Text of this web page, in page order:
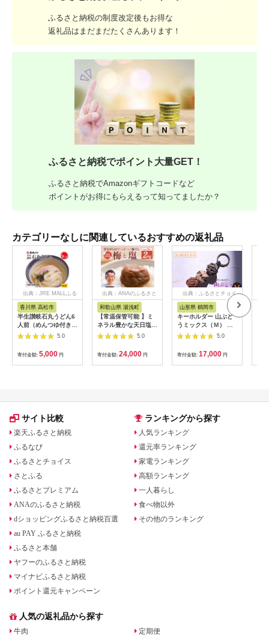
ふるさと納税の制度改定後もお得な
返礼品はまだまだたくさんあります！
ふるさと納税でポイント大量GET！
ふるさと納税でAmazonギフトコードなど
ポイントがお得にもらえるって知ってましたか？
カテゴリーなしに関連しているおすすめの返礼品
出典：JRE MALLふる
さと納税
香川県 高松市
半生讃岐石丸うどん6
人前（めんつゆ付き）
麺300g×2袋
5.0
寄付金額: 5,000 円
出典：ANAのふるさと
和歌山県 湯浅町
【常温保管可能 】ミ
ネラル豊かな天日塩だ
けで漬けた無添加梅干
し2kg 梅ボーイズ｜
B201_EP6024
5.0
寄付金額: 24,000 円
出典：ふるさとチョイ
山形県 鶴岡市
キーホルダー 山ぶど
うミックス（Ｍ） 山
形県鶴岡市 アトリエ
かおる | 山葡萄 雑貨
キーホルダー ギフト
贈り物 お取り寄せ 返
礼品
5.0
寄付金額: 17,000 円
サイト比較
楽天ふるさと納税
ふるなび
ふるさとチョイス
さとふる
ふるさとプレミアム
ANAのふるさと納税
dショッピングふるさと納税百選
au PAY ふるさと納税
ふるさと本舗
ヤフーのふるさと納税
マイナビふるさと納税
ポイント還元キャンペーン
ランキングから探す
人気ランキング
還元率ランキング
家電ランキング
高額ランキング
一人暮らし
食べ物以外
その他のランキング
人気の返礼品から探す
牛肉
定期便